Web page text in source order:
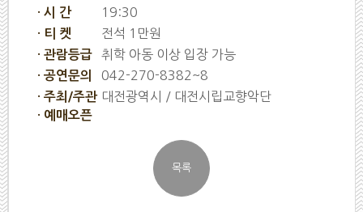
· 시 간 19:30
· 티 켓 전석 1만원
· 관람등급 취학 아동 이상 입장 가능
· 공연문의 042-270-8382~8
· 주최/주관 대전광역시 / 대전시립교향악단
· 예매오픈